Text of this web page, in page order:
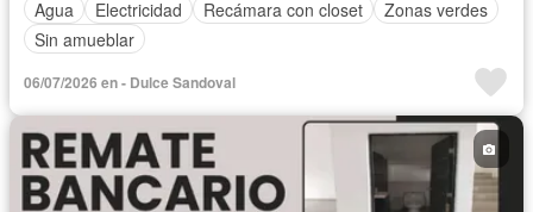
Agua Electricidad Recámara con closet
Zonas verdes
Sin amueblar
06/07/2026 en - Dulce Sandoval